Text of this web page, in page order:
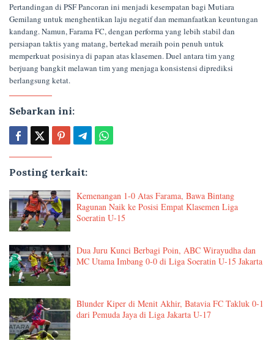
Pertandingan di PSF Pancoran ini menjadi kesempatan bagi Mutiara
Gemilang untuk menghentikan laju negatif dan memanfaatkan keuntungan
kandang. Namun, Farama FC, dengan performa yang lebih stabil dan
persiapan taktis yang matang, bertekad meraih poin penuh untuk
memperkuat posisinya di papan atas klasemen. Duel antara tim yang
berjuang bangkit melawan tim yang menjaga konsistensi diprediksi
berlangsung ketat.
Sebarkan ini:
Posting terkait:
Kemenangan 1-0 Atas Farama, Bawa Bintang
Ragunan Naik ke Posisi Empat Klasemen Liga
Soeratin U-15
Dua Juru Kunci Berbagi Poin, ABC Wirayudha dan
MC Utama Imbang 0-0 di Liga Soeratin U-15 Jakarta
Blunder Kiper di Menit Akhir, Batavia FC Takluk 0-1
dari Pemuda Jaya di Liga Jakarta U-17